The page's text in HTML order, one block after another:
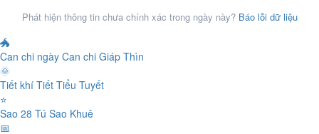
Phát hiện thông tin chưa chính xác trong ngày này? Báo lỗi dữ liệu
🐲
Can chi ngày Can chi Giáp Thìn
🌞
Tiết khí Tiết Tiểu Tuyết
⭐
Sao 28 Tú Sao Khuê
📅